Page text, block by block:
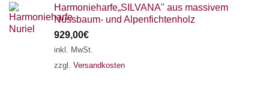
Harmonieharfe„SILVANA" aus massivem
Nussbaum- und Alpenfichtenholz
929,00€
inkl. MwSt.
zzgl. Versandkosten